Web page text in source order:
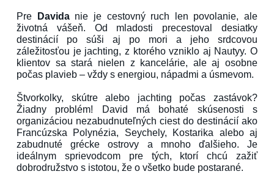
Pre Davida nie je cestovný ruch len povolanie, ale
životná vášeň. Od mladosti precestoval desiatky
destinácií po súši aj po mori a jeho srdcovou
záležitosťou je jachting, z ktorého vzniklo aj Nautyy. O
klientov sa stará nielen z kancelárie, ale aj osobne
počas plavieb – vždy s energiou, nápadmi a úsmevom.
Štvorkolky, skútre alebo jachting počas zastávok?
Žiadny problém! David má bohaté skúsenosti s
organizáciou nezabudnuteľných ciest do destinácií ako
Francúzska Polynézia, Seychely, Kostarika alebo aj
zabudnuté grécke ostrovy a mnoho ďalšieho. Je
ideálnym sprievodcom pre tých, ktorí chcú zažiť
dobrodružstvo s istotou, že o všetko bude postarané.